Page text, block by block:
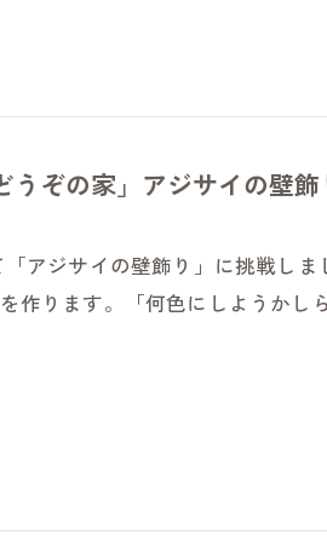
ぞの家」アジサイの壁飾
アジサイの壁飾り」に挑戦し
作ります。「何色にしようかし